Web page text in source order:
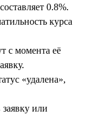
0.8%.
курса
с момента её
«удалена»,
или